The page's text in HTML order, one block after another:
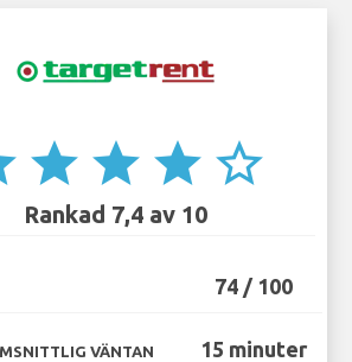
star star star star_border
Rankad 7,4 av 10
74 / 100
VÄNTAN 15 minuter